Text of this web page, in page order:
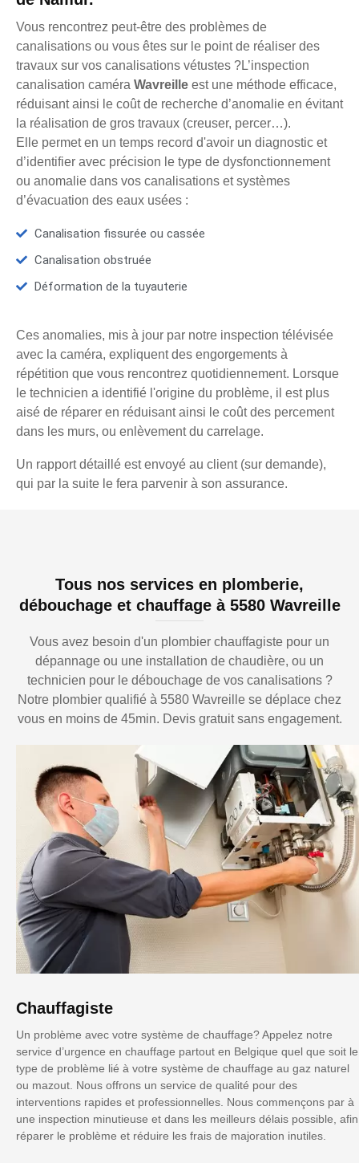
Vous rencontrez peut-être des problèmes de
canalisations ou vous êtes sur le point de réaliser des
travaux sur vos canalisations vétustes ?L’inspection
canalisation caméra Wavreille est une méthode efficace,
réduisant ainsi le coût de recherche d’anomalie en évitant
la réalisation de gros travaux (creuser, percer…).
Elle permet en un temps record d'avoir un diagnostic et
d’identifier avec précision le type de dysfonctionnement
ou anomalie dans vos canalisations et systèmes
d’évacuation des eaux usées :
Canalisation fissurée ou cassée
Canalisation obstruée
Déformation de la tuyauterie
Ces anomalies, mis à jour par notre inspection télévisée
avec la caméra, expliquent des engorgements à
répétition que vous rencontrez quotidiennement. Lorsque
le technicien a identifié l'origine du problème, il est plus
aisé de réparer en réduisant ainsi le coût des percement
dans les murs, ou enlèvement du carrelage.
Un rapport détaillé est envoyé au client (sur demande),
qui par la suite le fera parvenir à son assurance.
Tous nos services en plomberie,
débouchage et chauffage à 5580 Wavreille
Vous avez besoin d'un plombier chauffagiste pour un
dépannage ou une installation de chaudière, ou un
technicien pour le débouchage de vos canalisations ?
Notre plombier qualifié à 5580 Wavreille se déplace chez
vous en moins de 45min. Devis gratuit sans engagement.
Chauffagiste
Un problème avec votre système de chauffage? Appelez notre
service d’urgence en chauffage partout en Belgique quel que soit le
type de problème lié à votre système de chauffage au gaz naturel
ou mazout. Nous offrons un service de qualité pour des
interventions rapides et professionnelles. Nous commençons par à
une inspection minutieuse et dans les meilleurs délais possible, afin
réparer le problème et réduire les frais de majoration inutiles.